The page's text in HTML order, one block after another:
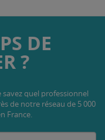
DE
?
quel professionnel
de notre réseau de 5 000
France.